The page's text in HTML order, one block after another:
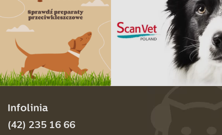
Infolinia
(42) 235 16 66